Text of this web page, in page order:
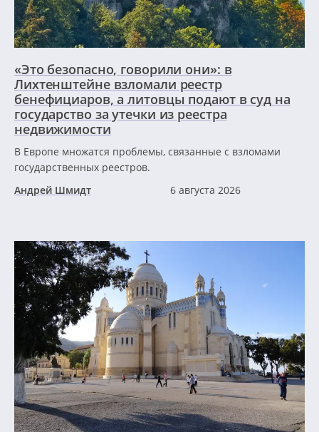
«Это безопасно, говорили они»: в
Лихтенштейне взломали реестр
бенефициаров, а литовцы подают в суд на
государство за утечки из реестра
недвижимости
В Европе множатся проблемы, связанные с взломами
государственных реестров.
Андрей Шмидт
6 августа 2026